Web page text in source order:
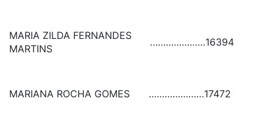
MARIA ZILDA FERNANDES
MARTINS
…………………16394
MARIANA ROCHA GOMES …………………17472